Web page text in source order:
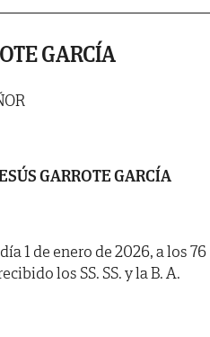
GARCÍA
GARROTE GARCÍA
1 de enero de 2026, a los 76
los SS. SS. y la B. A.